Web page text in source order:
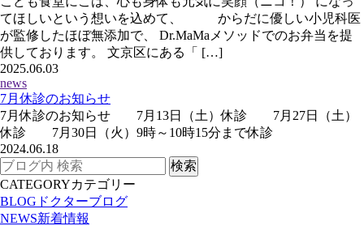
てほしいという想いを込めて、 からだに優しい小児科医
が監修したほぼ無添加で、 Dr.MaMaメソッドでのお弁当を提
供しております。 文京区にある「 […]
2025.06.03
news
7月休診のお知らせ
7月休診のお知らせ 7月13日（土）休診 7月27日（土）
休診 7月30日（火）9時～10時15分まで休診
2024.06.18
CATEGORYカテゴリー
BLOG ドクターブログ
NEWS新着情報